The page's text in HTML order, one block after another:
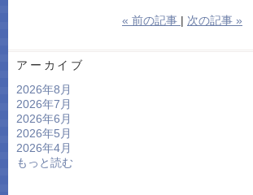
« 前の記事 次の記事 »
アーカイブ
2026年8月
2026年7月
2026年6月
2026年5月
2026年4月
もっと読む